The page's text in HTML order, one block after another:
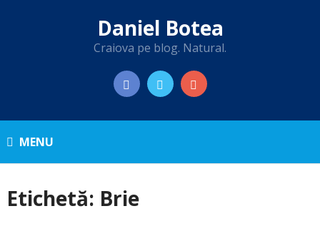
Daniel Botea
Craiova pe blog. Natural.
MENU
Etichetă: Brie